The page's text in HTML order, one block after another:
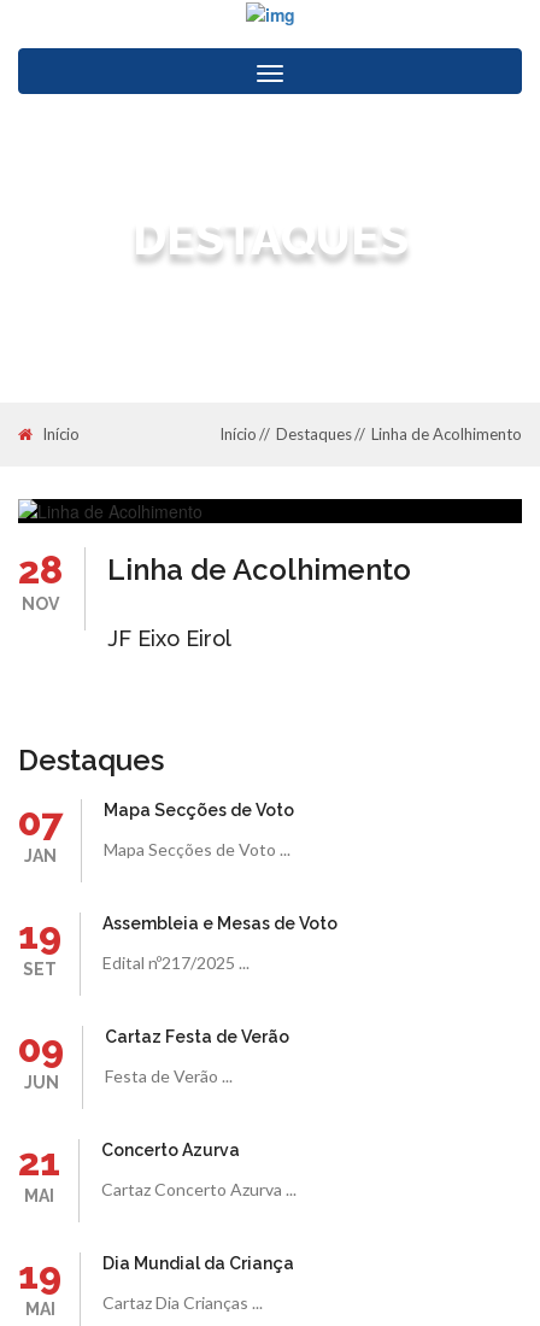
Toggle
navigation
DESTAQUES
Início Início Destaques Linha de Acolhimento
28
NOV
Linha de Acolhimento
JF Eixo Eirol
Destaques
07
JAN
Mapa Secções de Voto
Mapa Secções de Voto ...
19
SET
Assembleia e Mesas de Voto
Edital nº217/2025 ...
09
JUN
Cartaz Festa de Verão
Festa de Verão ...
21
MAI
Concerto Azurva
Cartaz Concerto Azurva ...
19
MAI
Dia Mundial da Criança
Cartaz Dia Crianças ...